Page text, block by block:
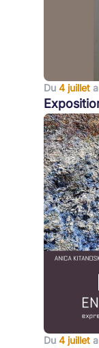
Du 4 juillet
Du 4 juillet